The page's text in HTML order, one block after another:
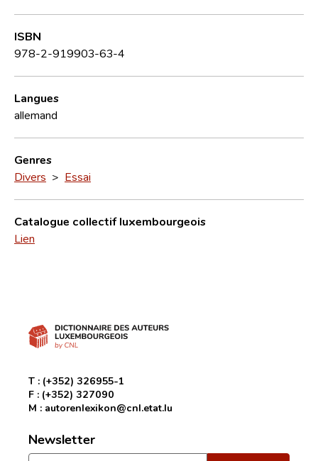
ISBN
978-2-919903-63-4
Langues
allemand
Genres
Divers > Essai
Catalogue collectif luxembourgeois
Lien
T : (+352) 326955-1
F : (+352) 327090
M : autorenlexikon@cnl.etat.lu
Newsletter